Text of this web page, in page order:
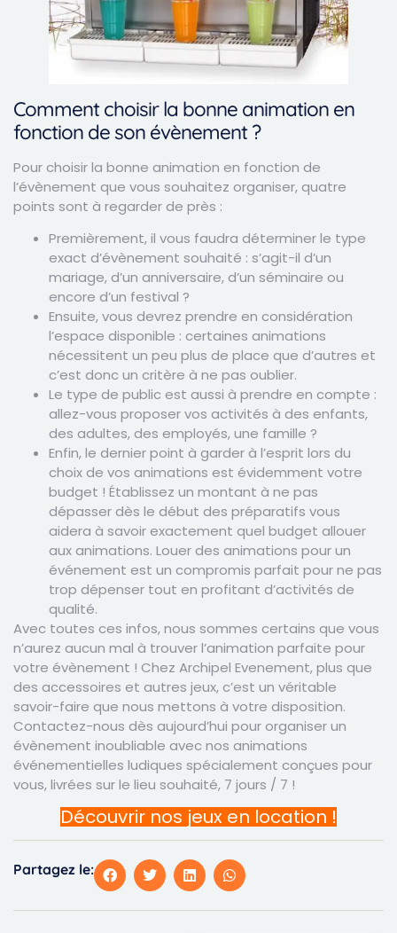
Comment choisir la bonne animation en
fonction de son évènement ?
Pour choisir la bonne animation en fonction de
l’évènement que vous souhaitez organiser, quatre
points sont à regarder de près :
Premièrement, il vous faudra déterminer le type
exact d’évènement souhaité : s’agit-il d’un
mariage, d’un anniversaire, d’un séminaire ou
encore d’un festival ?
Ensuite, vous devrez prendre en considération
l’espace disponible : certaines animations
nécessitent un peu plus de place que d’autres et
c’est donc un critère à ne pas oublier.
Le type de public est aussi à prendre en compte :
allez-vous proposer vos activités à des enfants,
des adultes, des employés, une famille ?
Enfin, le dernier point à garder à l’esprit lors du
choix de vos animations est évidemment votre
budget ! Établissez un montant à ne pas
dépasser dès le début des préparatifs vous
aidera à savoir exactement quel budget allouer
aux animations. Louer des animations pour un
événement est un compromis parfait pour ne pas
trop dépenser tout en profitant d’activités de
qualité.
Avec toutes ces infos, nous sommes certains que vous
n’aurez aucun mal à trouver l’animation parfaite pour
votre évènement ! Chez Archipel Evenement, plus que
des accessoires et autres jeux, c’est un véritable
savoir-faire que nous mettons à votre disposition.
Contactez-nous dès aujourd’hui pour organiser un
évènement inoubliable avec nos animations
événementielles ludiques spécialement conçues pour
vous, livrées sur le lieu souhaité, 7 jours / 7 !
Découvrir nos jeux en location !
Partagez le: